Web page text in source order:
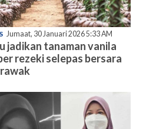
Jumaat, 30 Januari 2026 5:33 AM
jadikan tanaman vanila
rezeki selepas bersara